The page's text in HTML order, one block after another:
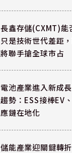
長鑫存儲(CXMT)能
只是技術世代差距
將聯手搶全球市占
電池產業進入新成
趨勢：ESS接棒EV
應鏈在地化
儲能產業迎關鍵轉